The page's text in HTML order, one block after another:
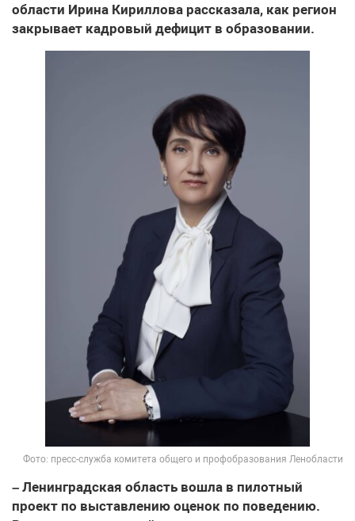
области Ирина Кириллова рассказала, как регион
закрывает кадровый дефицит в образовании.
Фото: пресс-служба комитета общего и профобразования Ленобласти
– Ленинградская область вошла в пилотный
проект по выставлению оценок по поведению.